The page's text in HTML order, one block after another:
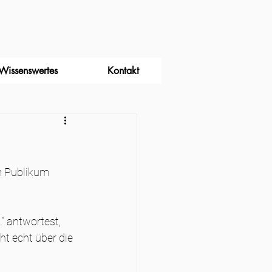
Kontakt
Publikum
antwortest,
echt über die